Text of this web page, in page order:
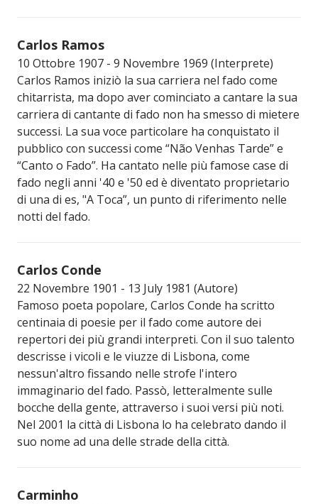
Carlos Ramos
10 Ottobre 1907 - 9 Novembre 1969 (Interprete)
Carlos Ramos iniziò la sua carriera nel fado come
chitarrista, ma dopo aver cominciato a cantare la sua
carriera di cantante di fado non ha smesso di mietere
successi. La sua voce particolare ha conquistato il
pubblico con successi come “Não Venhas Tarde” e
“Canto o Fado”. Ha cantato nelle più famose case di
fado negli anni '40 e '50 ed è diventato proprietario
di una di es, "A Toca”, un punto di riferimento nelle
notti del fado.
Carlos Conde
22 Novembre 1901 - 13 July 1981 (Autore)
Famoso poeta popolare, Carlos Conde ha scritto
centinaia di poesie per il fado come autore dei
repertori dei più grandi interpreti. Con il suo talento
descrisse i vicoli e le viuzze di Lisbona, come
nessun'altro fissando nelle strofe l'intero
immaginario del fado. Passò, letteralmente sulle
bocche della gente, attraverso i suoi versi più noti.
Nel 2001 la città di Lisbona lo ha celebrato dando il
suo nome ad una delle strade della città.
Carminho